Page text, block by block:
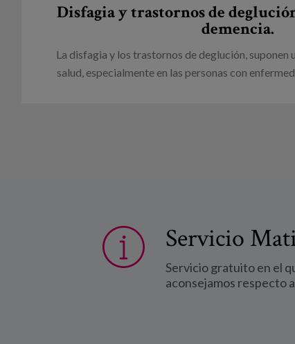
Disfagia y trastornos de
demencia.
La disfagia y los trastornos de deglución,
salud, especialmente en las personas con
Servicio
Servicio gratuito en el
aconsejamos respecto